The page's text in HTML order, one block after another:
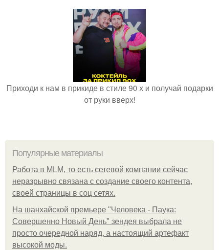
Приходи к нам в прикиде в стиле 90 х и получай подарки
от руки вверх!
Популярные материалы
Работа в MLM, то есть сетевой компании сейчас
неразрывно связана с создание своего контента,
своей страницы в соц сетях.
На шанхайской премьере "Человека - Паука:
Совершенно Новый День" зендея выбрала не
просто очередной наряд, а настоящий артефакт
высокой моды.